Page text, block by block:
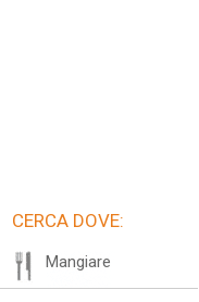
CERCA DOVE:
Mangiare